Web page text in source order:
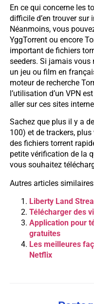
En ce qui concerne les
difficile d’en trouver sur
Néanmoins, vous
YggTorrent ou encore
important de fichiers
seeders. Si jamais vous
un jeu ou film en
moteur de recherche
l’utilisation d’un VPN
aller sur ces sites
Sachez que plus il y a
100) et de trackers,
des fichiers torrent
petite vérification de la
vous souhaitez
Autres articles
Liberty Land
Télécharger des
Application pour
gratuites
Les meilleures
Netflix